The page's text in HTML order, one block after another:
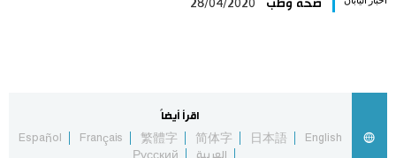
Русский
صحة وطب 28/04/2020
اقرأ أيضاً
English
日本語
简体字
繁體字
Français
Español
العربية
Русский